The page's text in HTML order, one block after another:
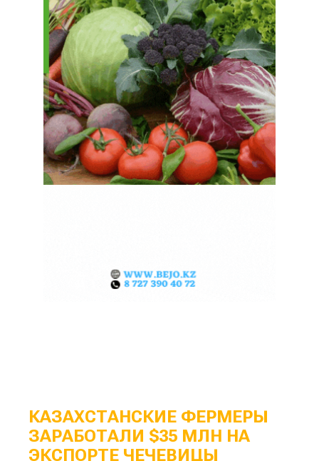
КАЗАХСТАНСКИЕ ФЕРМЕРЫ
ЗАРАБОТАЛИ $35 МЛН НА
ЭКСПОРТЕ ЧЕЧЕВИЦЫ